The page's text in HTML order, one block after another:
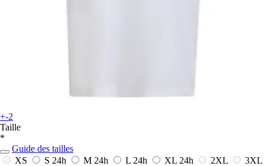
+-2
Taille
*
Guide des tailles
XS
S 24h M 24h L 24h XL 24h 2XL
3XL